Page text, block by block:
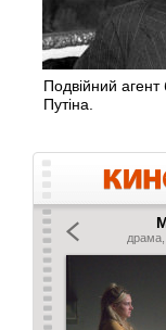
Подвійний агент
Путіна.